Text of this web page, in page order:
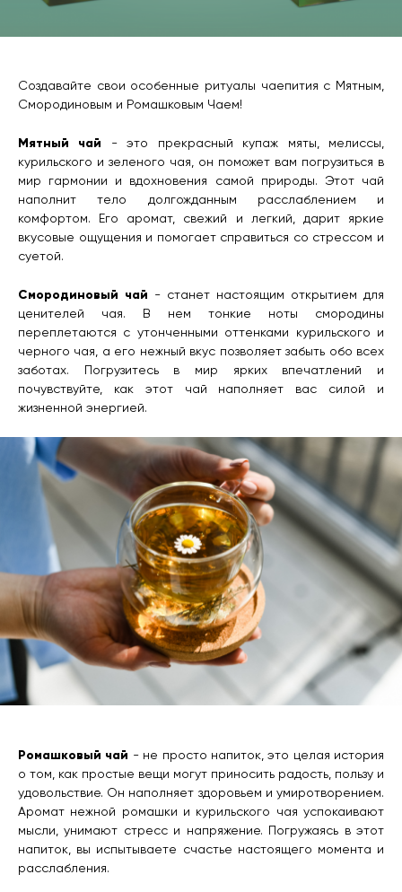
Создавайте свои особенные ритуалы чаепития с Мятным,
Смородиновым и Ромашковым Чаем!
Мятный чай
- это прекрасный купаж мяты, мелиссы,
курильского и зеленого чая, он поможет вам погрузиться в
мир гармонии и вдохновения самой природы. Этот чай
наполнит тело долгожданным расслаблением и
комфортом. Его аромат, свежий и легкий, дарит яркие
вкусовые ощущения и помогает справиться со стрессом и
суетой.
Смородиновый чай - станет настоящим открытием для
ценителей чая. В нем тонкие ноты смородины
переплетаются с утонченными оттенками курильского и
черного чая, а его нежный вкус позволяет забыть обо всех
заботах. Погрузитесь в мир ярких впечатлений и
почувствуйте, как этот чай наполняет вас силой и
жизненной энергией.
Ромашковый чай - не просто напиток, это целая история
о том, как простые вещи могут приносить радость, пользу и
удовольствие. Он наполняет здоровьем и умиротворением.
Аромат нежной ромашки и курильского чая успокаивают
мысли, унимают стресс и напряжение. Погружаясь в этот
напиток, вы испытываете счастье настоящего момента и
расслабления.